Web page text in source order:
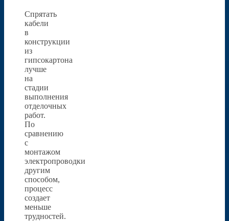
Спрятать
кабели
в
конструкции
из
гипсокартона
лучше
на
стадии
выполнения
отделочных
работ.
По
сравнению
с
монтажом
электропроводки
другим
способом,
процесс
создает
меньше
трудностей.